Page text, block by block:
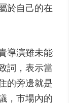
於自己的在
導演雖未能
詞，表示當
的旁邊就是
，市場內的